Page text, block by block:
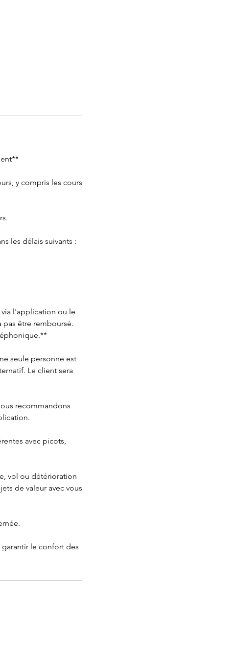
y compris les cours
les délais suivants :
l'application ou le
pas être remboursé.
seule personne est
Le client sera
recommandons
avec picots,
vol ou détérioration
de valeur avec vous
le confort des